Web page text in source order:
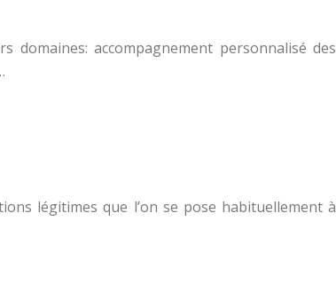
accompagnement personnalisé des
légitimes que l’on se pose habituellement à